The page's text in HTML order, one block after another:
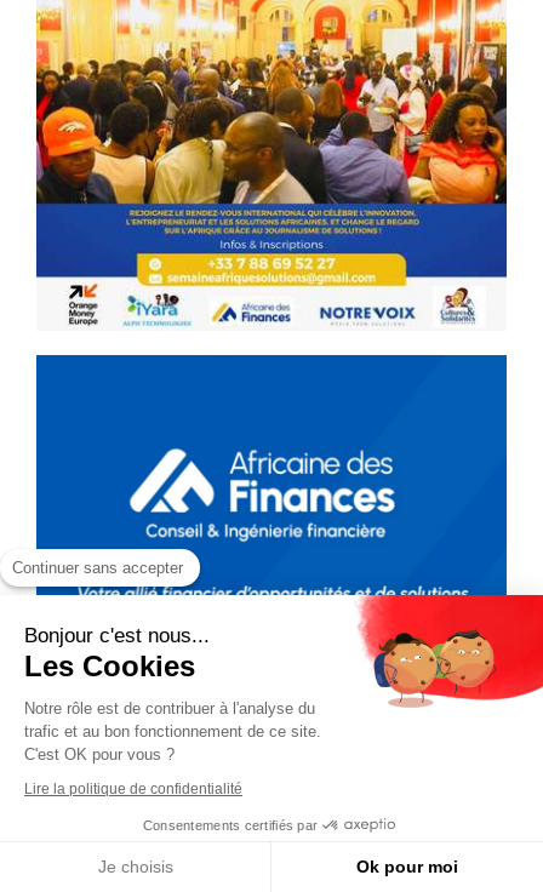
Continuer sans accepter
Bonjour c'est nous...
Les Cookies
Notre rôle est de contribuer à l'analyse du
trafic et au bon fonctionnement de ce site.
C'est OK pour vous ?
Lire la politique de confidentialité
Consentements certifiés par
Je choisis Ok pour moi